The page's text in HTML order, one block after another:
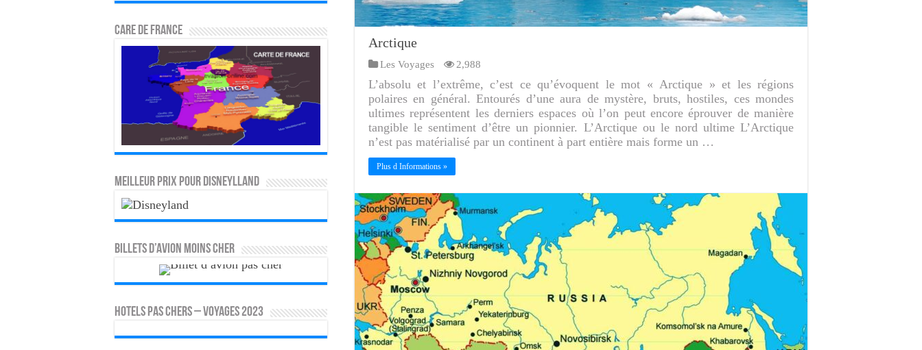
Arctique
Les Voyages 2,988
L’absolu et l’extrême, c’est ce qu’évoquent le mot « Arctique » et les régions
polaires en général. Entourés d’une aura de mystère, bruts, hostiles, ces mondes
ultimes représentent les derniers espaces où l’on peut encore éprouver de manière
tangible le sentiment d’être un pionnier. L’Arctique ou le nord ultime L’Arctique
n’est pas matérialisé par un continent à part entière mais forme un …
Plus d Informations »
CARE DE FRANCE
MEILLEUR PRIX POUR DISNEYLLAND
Billets d’avion moins cher
HOTELS PAS CHERS – VOYAGES 2023